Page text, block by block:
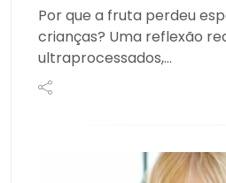
Por que a fruta perdeu
crianças? Uma reflexão
ultraprocessados,…